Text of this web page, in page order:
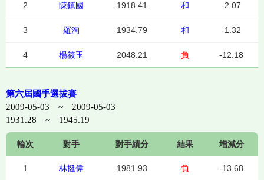
2 陳鎮國 1918.41 和 -2.07
3 羅洵 1934.79 和 -1.32
4 楊筱玉 2048.21 負 -12.18
第六屆國手選拔賽
2009-05-03 ~ 2009-05-03
1931.28 ~ 1945.19
輪次 對手 對手績分 結果 增減分
1 林挺偉 1981.93 負 -13.68